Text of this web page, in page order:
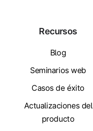
Recursos
Blog
Seminarios web
Casos de éxito
Actualizaciones del
producto